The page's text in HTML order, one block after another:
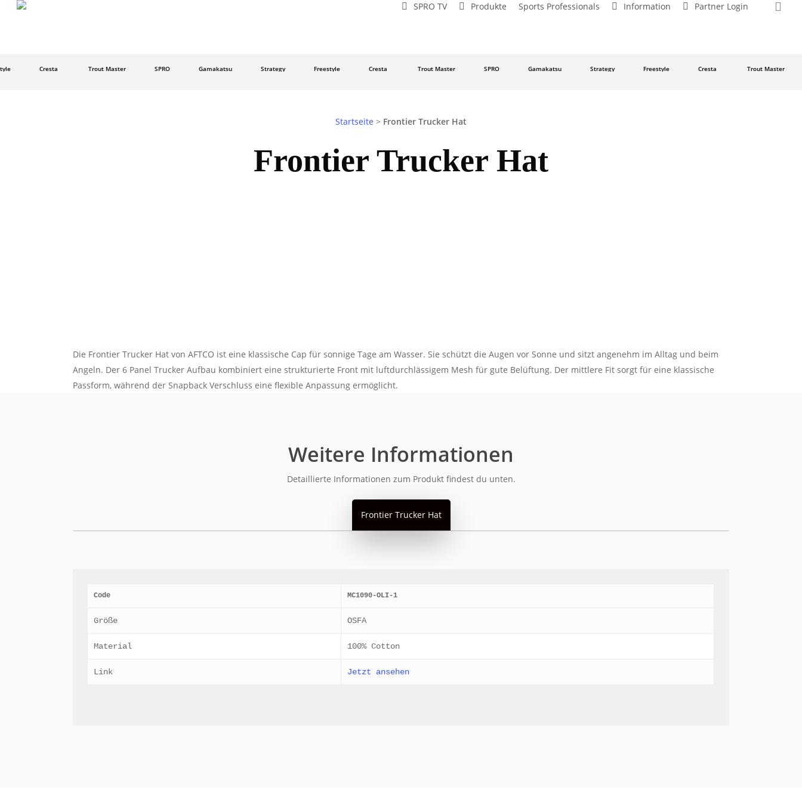
SPRO TV Produkte Sports Professionals Information Partner Login
Cresta Trout Master SPRO Gamakatsu Strategy Freestyle Cresta Trout Master SPRO Gamakatsu Strategy Freestyle Cresta Trout Master
Startseite > Frontier Trucker Hat
Frontier Trucker Hat
Die Frontier Trucker Hat von AFTCO ist eine klassische Cap für sonnige Tage am Wasser. Sie schützt die Augen vor Sonne und sitzt angenehm im Alltag und beim
Angeln. Der 6 Panel Trucker Aufbau kombiniert eine strukturierte Front mit luftdurchlässigem Mesh für gute Belüftung. Der mittlere Fit sorgt für eine klassische
Passform, während der Snapback Verschluss eine flexible Anpassung ermöglicht.
Weitere Informationen
Detaillierte Informationen zum Produkt findest du unten.
Frontier Trucker Hat
Code MC1090-OLI-1
Größe OSFA
Material 100% Cotton
Link Jetzt ansehen